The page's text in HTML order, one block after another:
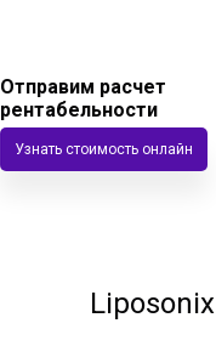
Отправим расчет
рентабельности
Узнать стоимость онлайн
Liposonix